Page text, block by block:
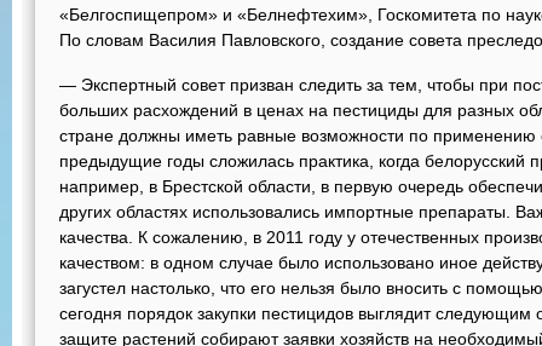
«Белгоспищепром» и «Белнефтехим», Госкомитета по
По словам Василия Павловского, создание совета
— Экспертный совет призван следить за тем, чтобы при
больших расхождений в ценах на пестициды для разных
стране должны иметь равные возможности по применению
предыдущие годы сложилась практика, когда белорусский
например, в Брестской области, в первую очередь
других областях использовались импортные препараты.
качества. К сожалению, в 2011 году у отечественных
качеством: в одном случае было использовано иное
загустел настолько, что его нельзя было вносить с
сегодня порядок закупки пестицидов выглядит
защите растений собирают заявки хозяйств на